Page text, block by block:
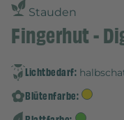
Stauden
Fingerhut -
Lichtbedarf:
Blütenfarbe: